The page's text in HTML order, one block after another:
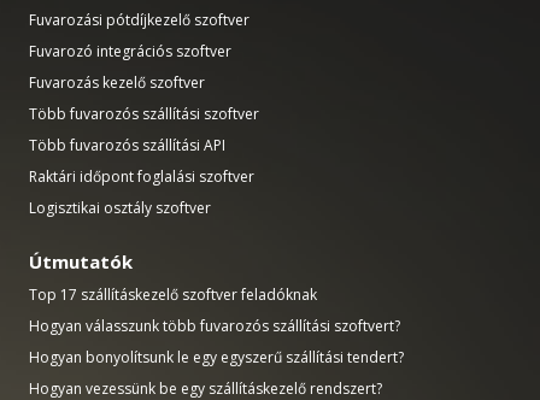
Fuvarozási pótdíjkezelő szoftver
Fuvarozó integrációs szoftver
Fuvarozás kezelő szoftver
Több fuvarozós szállítási szoftver
Több fuvarozós szállítási API
Raktári időpont foglalási szoftver
Logisztikai osztály szoftver
Útmutatók
Top 17 szállításkezelő szoftver feladóknak
Hogyan válasszunk több fuvarozós szállítási szoftvert?
Hogyan bonyolítsunk le egy egyszerű szállítási tendert?
Hogyan vezessünk be egy szállításkezelő rendszert?